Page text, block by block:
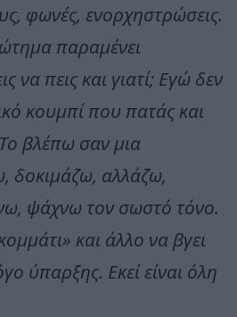
φωνές, ενορχηστρώσεις.
παραμένει
να πεις και γιατί; Εγώ δεν
κουμπί που πατάς και
βλέπω σαν μια
δοκιμάζω, αλλάζω,
ψάχνω τον σωστό τόνο.
και άλλο να βγει
ύπαρξης. Εκεί είναι όλη